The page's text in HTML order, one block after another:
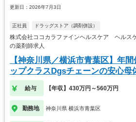
更新日：2026年7月3日
正社員 ドラッグストア（調剤併設）
株式会社ココカラファインヘルスケア ヘルス
の薬剤師求人
【神奈川県／横浜市青葉区】年
ップクラスDgsチェーンの安心
給与 【年収】430万円～560万円
勤務地 神奈川県 横浜市青葉区